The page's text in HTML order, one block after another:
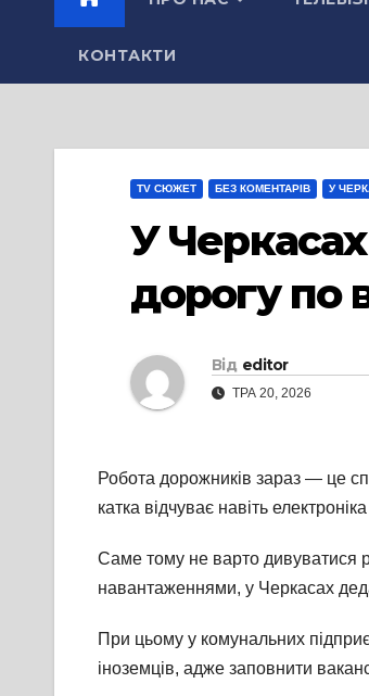
КОНТАКТИ
TV СЮЖЕТ БЕЗ КОМЕНТАРІВ У
У
дорогу по
Від editor
ТРА 20, 2026
Робота дорожників зараз — це
катка відчуває навіть
Саме тому не варто дивуватися
навантаженнями, у Черкасах
При цьому у комунальних
іноземців, адже заповнити